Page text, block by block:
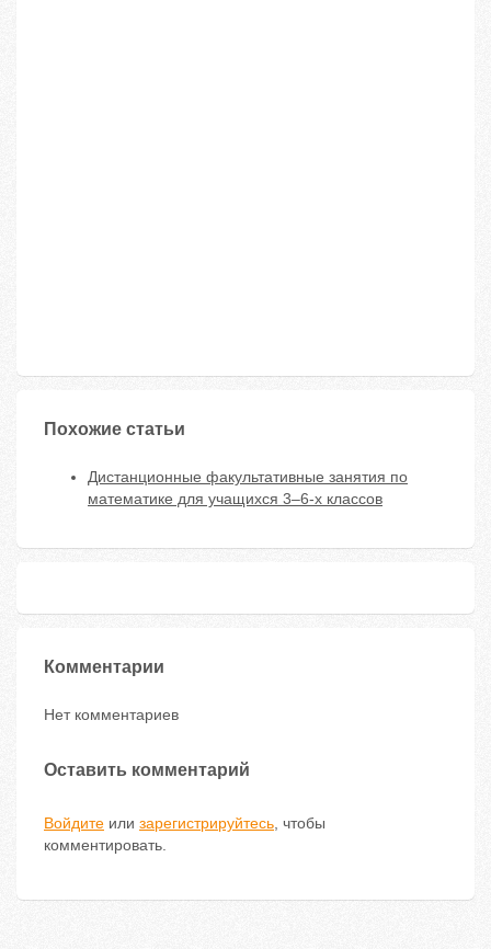
Похожие статьи
Дистанционные факультативные занятия по
математике для учащихся 3–6-х классов
Комментарии
Нет комментариев
Оставить комментарий
Войдите или зарегистрируйтесь, чтобы
комментировать.